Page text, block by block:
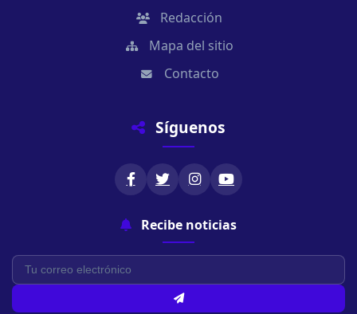
Redacción
Mapa del sitio
Contacto
Síguenos
Recibe noticias